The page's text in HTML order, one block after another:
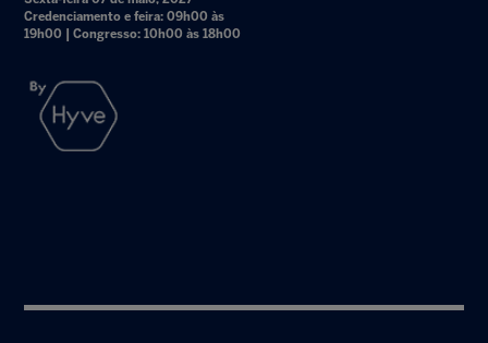
Credenciamento e feira: 09h00 às
19h00 | Congresso: 10h00 às 18h00